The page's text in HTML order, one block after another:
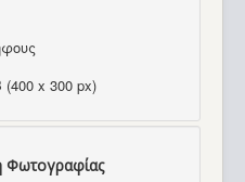
(400 x 300 px)